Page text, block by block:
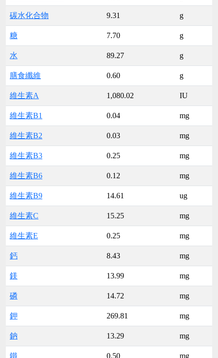
碳水化合物 9.31 g
糖 7.70 g
水 89.27 g
膳食纖維 0.60 g
維生素A 1,080.02 IU
維生素B1 0.04 mg
維生素B2 0.03 mg
維生素B3 0.25 mg
維生素B6 0.12 mg
維生素B9 14.61 ug
維生素C 15.25 mg
維生素E 0.25 mg
鈣 8.43 mg
鎂 13.99 mg
磷 14.72 mg
鉀 269.81 mg
鈉 13.29 mg
鐵 0.50 mg